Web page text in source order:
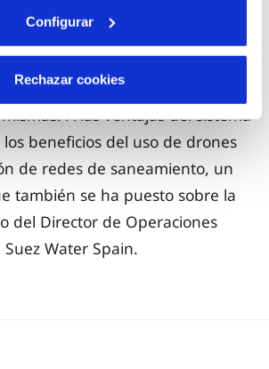
Configurar
Rechazar cookies
que permite la Planificación
tareas de inspección y limpieza de
maximizando así la
A las ventajas del sistema
los beneficios del uso de drones
de redes de saneamiento, un
también se ha puesto sobre la
del Director de Operaciones
Water Spain.